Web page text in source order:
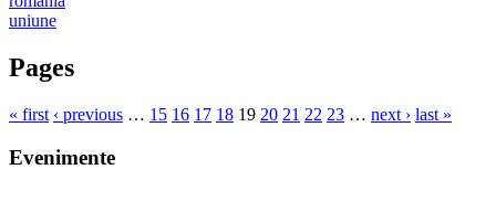
uniune
Pages
« first ‹ previous … 15 16 17 18 19 20 21 22 23 … next › last »
Evenimente